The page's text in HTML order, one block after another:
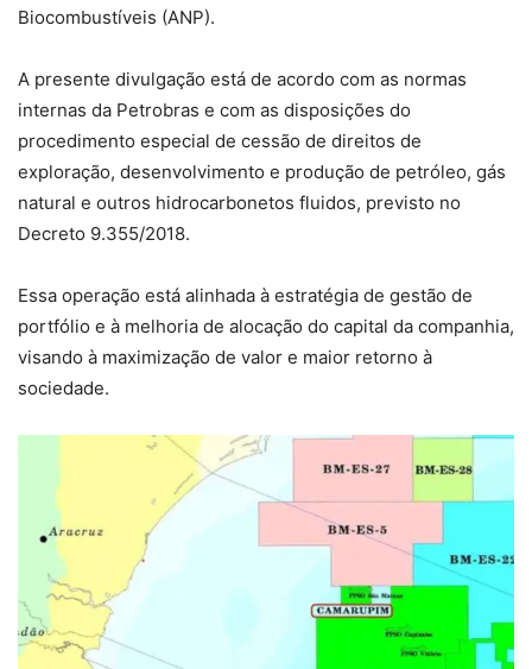
Biocombustíveis (ANP).
A presente divulgação está de acordo com as normas
internas da Petrobras e com as disposições do
procedimento especial de cessão de direitos de
exploração, desenvolvimento e produção de petróleo, gás
natural e outros hidrocarbonetos fluidos, previsto no
Decreto 9.355/2018.
Essa operação está alinhada à estratégia de gestão de
portfólio e à melhoria de alocação do capital da companhia,
visando à maximização de valor e maior retorno à
sociedade.